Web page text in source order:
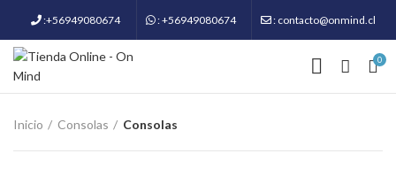
:+56949080674 : +56949080674 : contacto@onmind.cl
0
Inicio Consolas Consolas